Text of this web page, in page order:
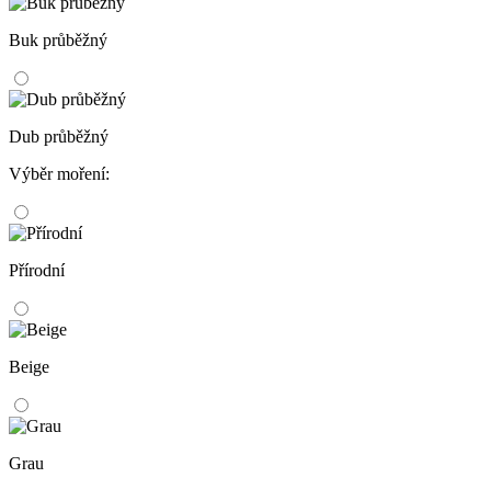
Buk průběžný
Dub průběžný
Výběr moření:
Přírodní
Beige
Grau